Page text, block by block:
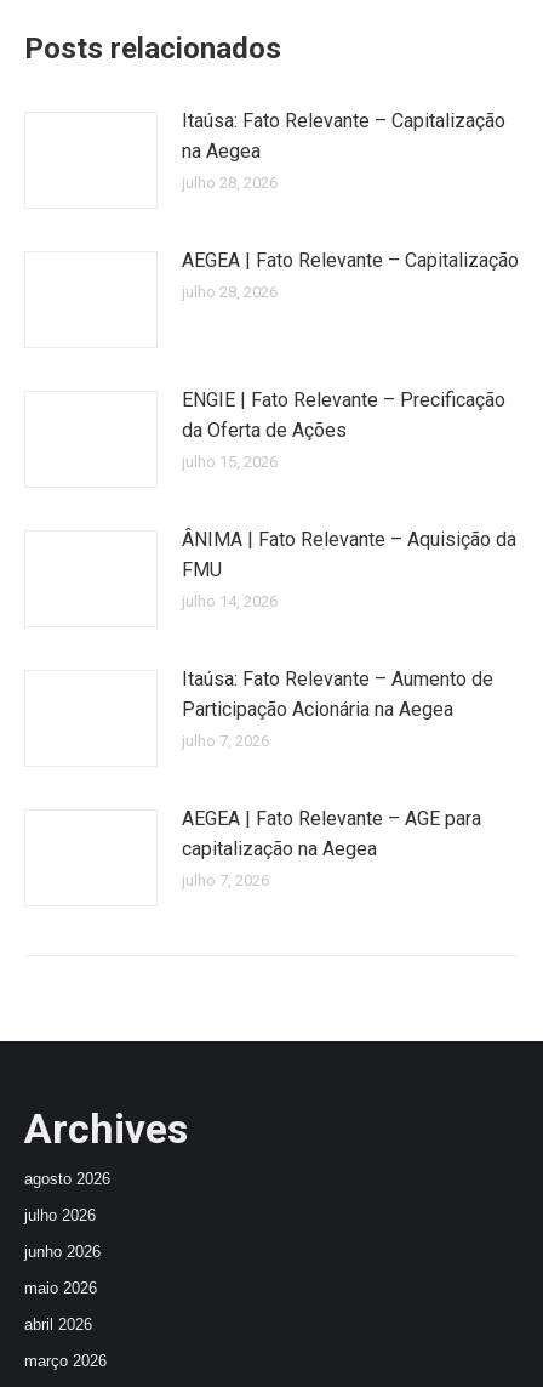
Posts relacionados
Itaúsa: Fato Relevante – Capitalização
na Aegea
julho 28, 2026
AEGEA | Fato Relevante – Capitalização
julho 28, 2026
ENGIE | Fato Relevante – Precificação
da Oferta de Ações
julho 15, 2026
ÂNIMA | Fato Relevante – Aquisição da
FMU
julho 14, 2026
Itaúsa: Fato Relevante – Aumento de
Participação Acionária na Aegea
julho 7, 2026
AEGEA | Fato Relevante – AGE para
capitalização na Aegea
julho 7, 2026
Archives
agosto 2026
julho 2026
junho 2026
maio 2026
abril 2026
março 2026